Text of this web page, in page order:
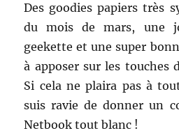
Des goodies papiers très
du mois de mars, une
geekette et une super
à apposer sur les touches
Si cela ne plaira pas à
suis ravie de donner un
Netbook tout blanc !